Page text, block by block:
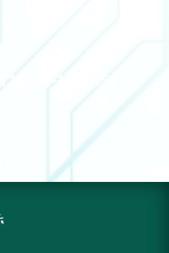
110-12-14:1,454